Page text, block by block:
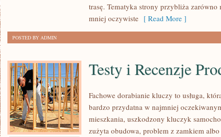
trasę. Tematyka strony przybliża
mniej oczywiste [ Read More ]
POSTED BY ADMIN
Testy i Recenzje
Fachowe dorabianie kluczy to usługa,
bardzo przydatna w najmniej
mieszkania, uszkodzony kluczyk
zużyta obudowa, problem z zamkiem